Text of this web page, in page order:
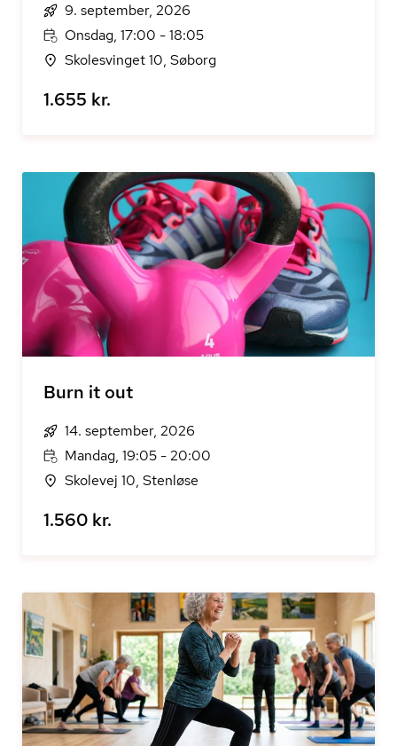
9. september, 2026
Onsdag, 17:00 - 18:05
Skolesvinget 10, Søborg
1.655 kr.
Burn it out
14. september, 2026
Mandag, 19:05 - 20:00
Skolevej 10, Stenløse
1.560 kr.